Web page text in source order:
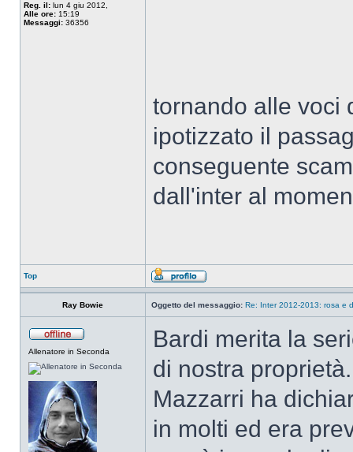
Reg. il: lun 4 giu 2012,
Alle ore: 15:19
Messaggi: 36356
tornando alle voci
ipotizzato il
conseguente
dall'inter al
Top
Ray Bowie Oggetto del messaggio: Re: Inter 2012-2013: rosa e
Allenatore in Seconda
Bardi merita la
di nostra proprietà.
Mazzarri ha
in molti ed era